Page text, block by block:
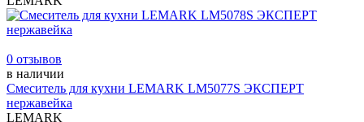
0 отзывов
в наличии
Смеситель для кухни LEMARK LM5077S ЭКСПЕРТ
нержавейка
LEMARK